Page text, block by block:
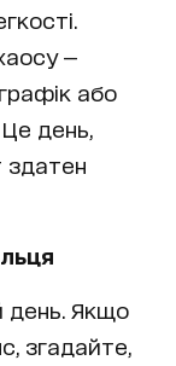
—
або
день,
здатен
день. Якщо
згадайте,